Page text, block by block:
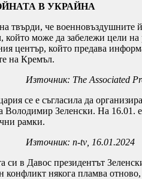
В УКРАЙНА
твърди, че военновъздушните
който може да забележи цели
център, който предава
на Кремъл.
Източник: The Associated
се е съгласила да
Володимир Зеленски. На 16.01.
рамки.
Източник: n-tv , 16.01.2024
си в Давос президентът
конфликт някога пламва